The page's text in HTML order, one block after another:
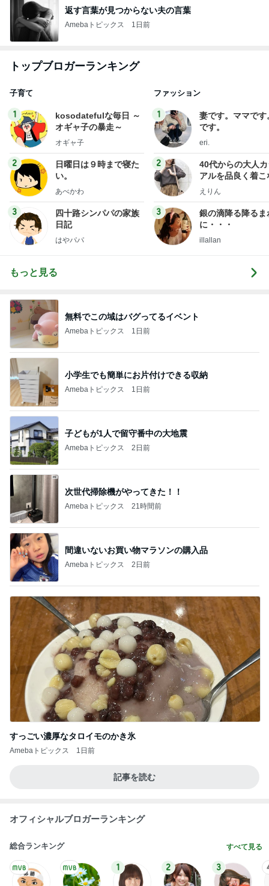
返す言葉が見つからない夫の言葉
Amebaトピックス 1日前
トップブロガーランキング
子育て
1
kosodatefulな毎日 ～
オギャ子の暴走～
オギャ子
2
日曜日は９時まで寝た
い。
あべかわ
3
四十路シンパパの家族
日記
はやパパ
ファッション
1
妻です。ママです
です。
eri.
2
40代からの大人
アルを品良く着こ
ファッションブロ
えりん
3
銀の滴降る降るま
に・・・
illallan
もっと見る
無料でこの域はバグってるイベント
Amebaトピックス 1日前
小学生でも簡単にお片付けできる収納
Amebaトピックス 1日前
子どもが1人で留守番中の大地震
Amebaトピックス 2日前
次世代掃除機がやってきた！！
Amebaトピックス 21時間前
間違いないお買い物マラソンの購入品
Amebaトピックス 2日前
すっごい濃厚なタロイモのかき氷
Amebaトピックス 1日前
記事を読む
オフィシャルブロガーランキング
総合ランキング すべて見る
1 2 3